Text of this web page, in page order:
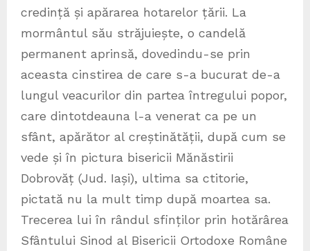
credință și apărarea hotarelor țării. La
mormântul său străjuiește, o candelă
permanent aprinsă, dovedindu-se prin
aceasta cinstirea de care s-a bucurat de-a
lungul veacurilor din partea întregului popor,
care dintotdeauna l-a venerat ca pe un
sfânt, apărător al creștinătății, după cum se
vede și în pictura bisericii Mănăstirii
Dobrovăț (Jud. Iași), ultima sa ctitorie,
pictată nu la mult timp după moartea sa.
Trecerea lui în rândul sfinților prin hotărârea
Sfântului Sinod al Bisericii Ortodoxe Române